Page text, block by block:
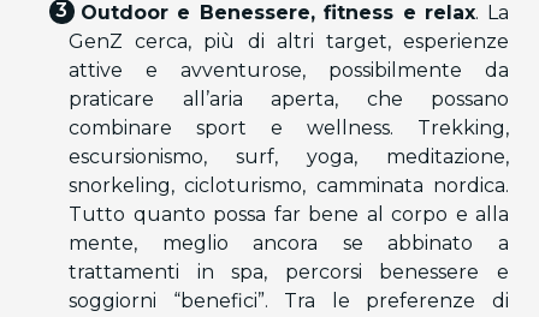
Outdoor e Benessere, fitness e relax. La
GenZ cerca, più di altri target, esperienze
attive e avventurose, possibilmente da
praticare all’aria aperta, che possano
combinare sport e wellness. Trekking,
escursionismo, surf, yoga, meditazione,
snorkeling, cicloturismo, camminata nordica.
Tutto quanto possa far bene al corpo e alla
mente, meglio ancora se abbinato a
trattamenti in spa, percorsi benessere e
soggiorni “benefici”. Tra le preferenze di